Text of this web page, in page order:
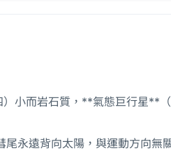
小而岩石質，**氣態巨行星**
永遠背向太陽，與運動方向無